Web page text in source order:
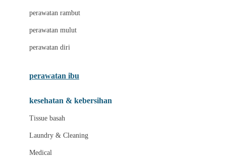
Love To Dream
M
Magformers
Mamaway
Maxi Cosi
Megabloks
Micro
perawatan rambut
perawatan mulut
perawatan diri
perawatan ibu
kesehatan & kebersihan
Tissue basah
Laundry & Cleaning
Medical